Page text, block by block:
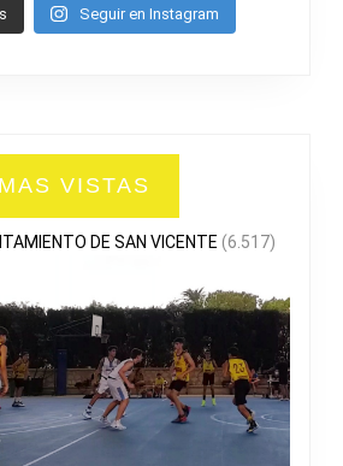
Seguir en Instagram
MAS VISTAS
DE SAN VICENTE (6.517)